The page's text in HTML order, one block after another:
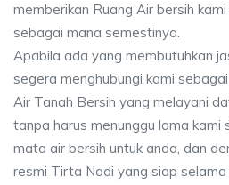
memberikan Ruang Air bersih
sebagai mana semestinya.
Apabila ada yang membutuhkan
segera menghubungi kami
Air Tanah Bersih yang melayani
tanpa harus menunggu lama kami
mata air bersih untuk anda, dan
resmi Tirta Nadi yang siap selama